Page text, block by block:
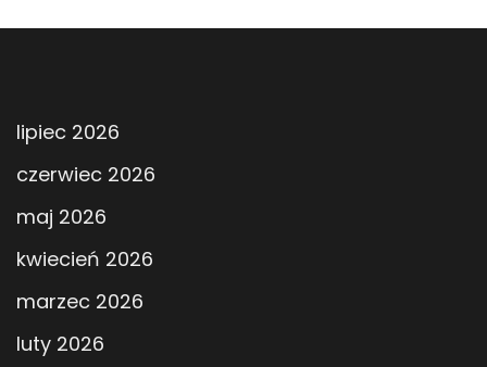
lipiec 2026
czerwiec 2026
maj 2026
kwiecień 2026
marzec 2026
luty 2026